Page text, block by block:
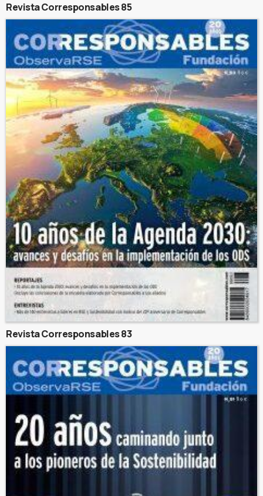
Revista Corresponsables 85
Revista Corresponsables 83